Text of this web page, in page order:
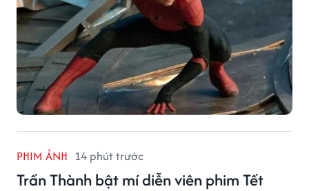
PHIM ẢNH 14 phút trước
Trấn Thành bật mí diễn viên phim Tết